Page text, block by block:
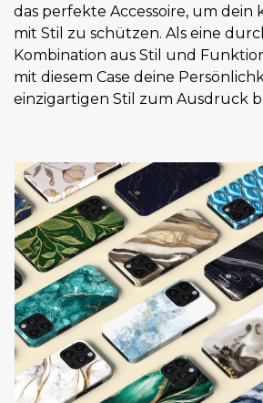
das perfekte Accessoire, um dein
mit Stil zu schützen. Als eine
Kombination aus Stil und
mit diesem Case deine
einzigartigen Stil zum Ausdruck